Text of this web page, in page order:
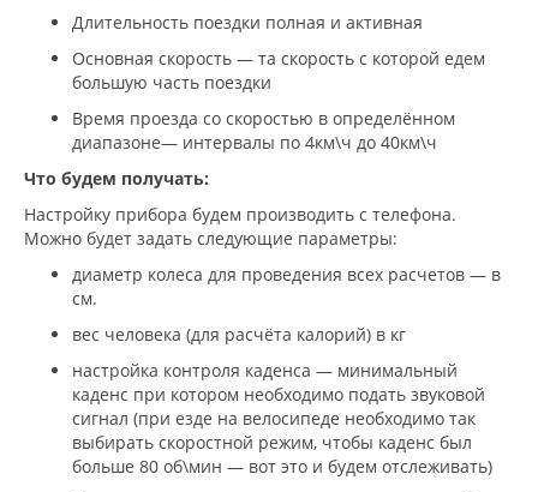
Длительность поездки полная и активная
Основная скорость — та скорость с которой едем
большую часть поездки
Время проезда со скоростью в определённом
диапазоне— интервалы по 4км\ч до 40км\ч
Что будем получать:
Настройку прибора будем производить с телефона.
Можно будет задать следующие параметры:
диаметр колеса для проведения всех расчетов — в
см.
вес человека (для расчёта калорий) в кг
настройка контроля каденса — минимальный
каденс при котором необходимо подать звуковой
сигнал (при езде на велосипеде необходимо так
выбирать скоростной режим, чтобы каденс был
больше 80 об\мин — вот это и будем отслеживать)